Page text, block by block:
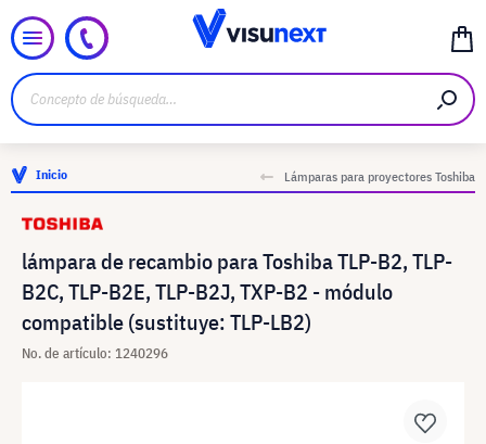
Inicio Lámparas para proyectores Toshiba
lámpara de recambio para Toshiba TLP-B2, TLP-
B2C, TLP-B2E, TLP-B2J, TXP-B2 - módulo
compatible (sustituye: TLP-LB2)
No. de artículo: 1240296